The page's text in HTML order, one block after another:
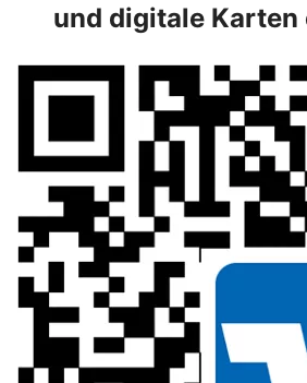
und digitale